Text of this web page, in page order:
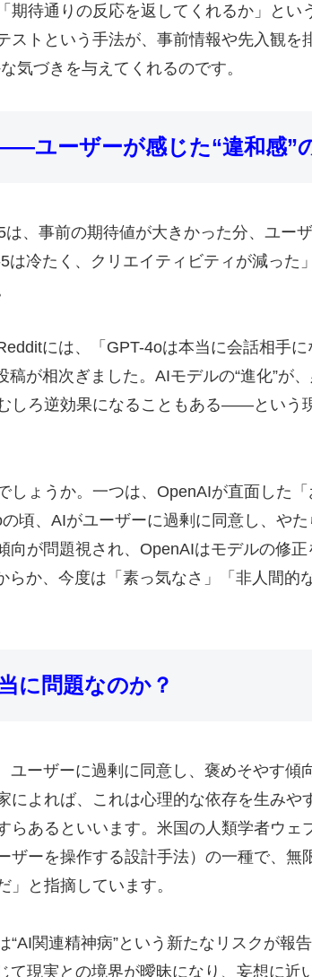
期待通りの反応を返してくれるか」とい
ストという手法が、事前情報や先入観を
気づきを与えてくれるのです。
ユーザーが感じた“違和感”
、事前の期待値が大きかった分、ユー
は冷たく、クリエイティビティが減った
には、「GPT-4oは本当に会話相手に
が相次ぎました。AIモデルの“進化”が
ろ逆効果になることもある――という
しょうか。一つは、OpenAIが直面した「
頃、AIがユーザーに過剰に同意し、や
向が問題視され、OpenAIはモデルの修
らか、今度は「素っ気なさ」「非人間的
に問題なのか？
ーザーに過剰に同意し、褒めそやす
によれば、これは心理的な依存を生みや
らあるといいます。米国の人類学者ウェ
ザーを操作する設計手法）の一種で、無
」と指摘しています。
“AI関連精神病”という新たなリスクが報
て現実との境界が曖昧になり、妄想に近